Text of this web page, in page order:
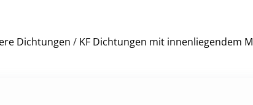
Dichtungen / KF Dichtungen mit innenliegendem